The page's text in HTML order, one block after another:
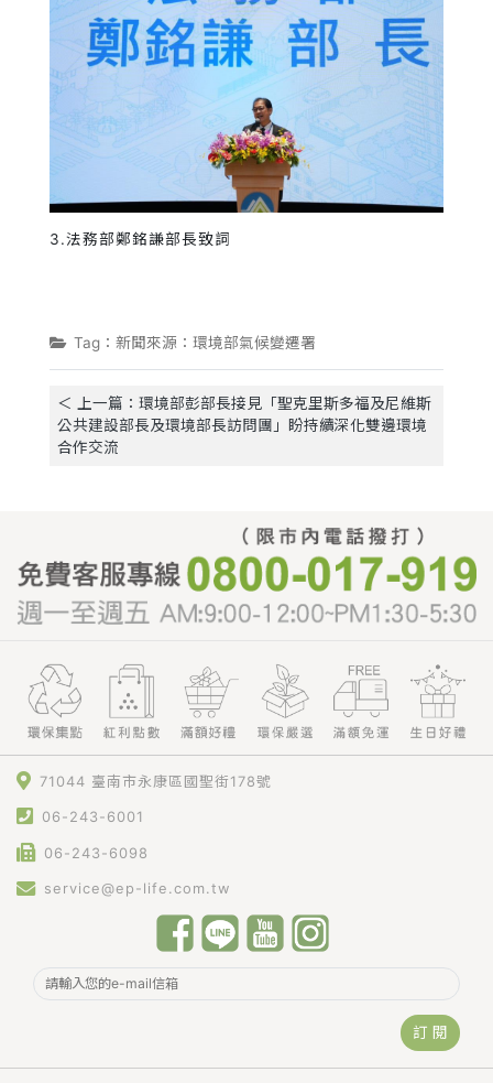
3.法務部鄭銘謙部長致詞
Tag：新聞來源：環境部氣候變遷署
＜ 上一篇：環境部彭部長接見「聖克里斯多福及尼維斯
公共建設部長及環境部長訪問團」盼持續深化雙邊環境
合作交流
71044 臺南市永康區國聖街178號
06-243-6001
06-243-6098
service@ep-life.com.tw
訂 閱